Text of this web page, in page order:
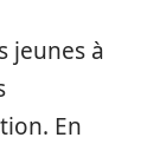
jeunes à
En